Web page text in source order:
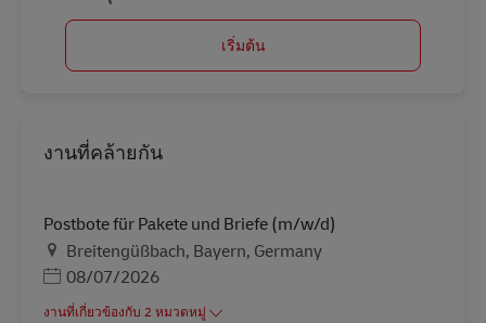
เริ่มต้น
งานที่คล้ายกัน
Postbote für Pakete und Briefe (m/w/d)
สถานที่
Breitengüßbach, Bayern, Germany
Posted Date
08/07/2026
งานที่เกี่ยวข้องกับ 2 หมวดหมู่